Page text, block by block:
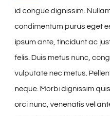
id congue dignissim.
condimentum purus eget
ipsum ante, tincidunt ac
felis. Duis metus nunc,
vulputate nec metus.
neque. Morbi dignissim
orci nunc, venenatis vel